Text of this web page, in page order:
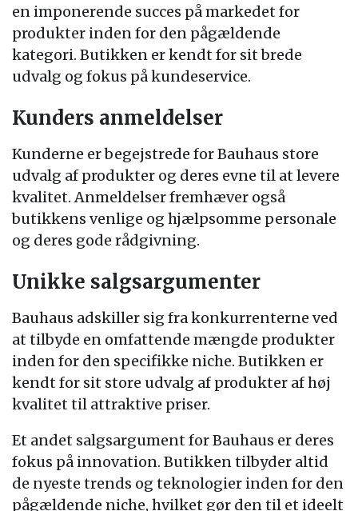
en imponerende succes på markedet for
produkter inden for den pågældende
kategori. Butikken er kendt for sit brede
udvalg og fokus på kundeservice.
Kunders anmeldelser
Kunderne er begejstrede for Bauhaus store
udvalg af produkter og deres evne til at levere
kvalitet. Anmeldelser fremhæver også
butikkens venlige og hjælpsomme personale
og deres gode rådgivning.
Unikke salgsargumenter
Bauhaus adskiller sig fra konkurrenterne ved
at tilbyde en omfattende mængde produkter
inden for den specifikke niche. Butikken er
kendt for sit store udvalg af produkter af høj
kvalitet til attraktive priser.
Et andet salgsargument for Bauhaus er deres
fokus på innovation. Butikken tilbyder altid
de nyeste trends og teknologier inden for den
pågældende niche, hvilket gør den til et ideelt